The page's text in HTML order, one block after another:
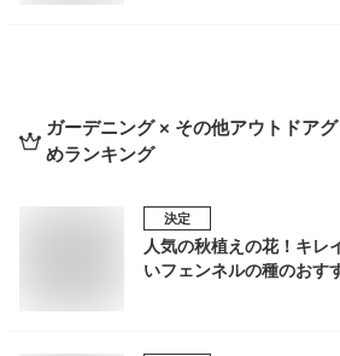
ガーデニング × その他アウトドア
めランキング
決定
人気の秋植えの花！キレ
いフェンネルの種のおす